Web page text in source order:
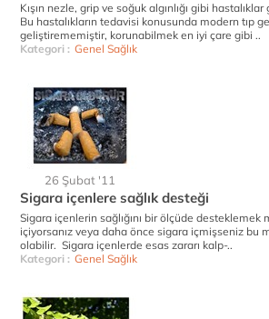
Kışın nezle, grip ve soğuk algınlığı gibi
Bu hastalıkların tedavisi konusunda modern tıp
geliştirememiştir, korunabilmek en iyi çare gibi ..
Kategori : Genel Sağlık
26 Şubat '11
Sigara içenlere sağlık desteği
Sigara içenlerin sağlığını bir ölçüde
içiyorsanız veya daha önce sigara içmişseniz bu
olabilir. Sigara içenlerde esas zararı kalp-..
Kategori : Genel Sağlık